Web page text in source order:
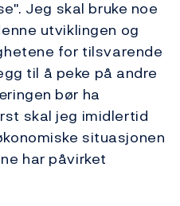
Jeg skal bruke noe
utviklingen og
for tilsvarende
til å peke på andre
bør ha
skal jeg imidlertid
situasjonen
har påvirket